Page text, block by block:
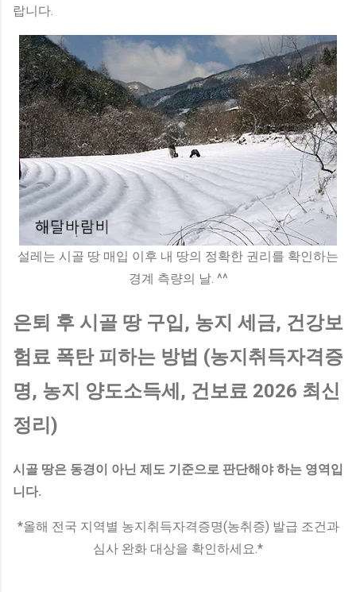
랍니다.
설레는 시골 땅 매입 이후 내 땅의 정확한 권리를 확인하는
경계 측량의 날. ^^
은퇴 후 시골 땅 구입, 농지 세금, 건강보
험료 폭탄 피하는 방법 (농지취득자격증
명, 농지 양도소득세, 건보료 2026 최신
정리)
시골 땅은 동경이 아닌 제도 기준으로 판단해야 하는 영역입
니다.
*올해 전국 지역별 농지취득자격증명(농취증) 발급 조건과
심사 완화 대상을 확인하세요.*